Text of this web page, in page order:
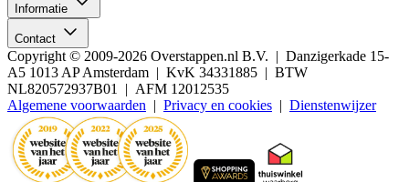
Informatie
Contact
Copyright © 2009-2026 Overstappen.nl B.V. | Danzigerkade 15-
A5 1013 AP Amsterdam | KvK 34331885 | BTW
NL820572937B01 | AFM 12012535
Algemene voorwaarden | Privacy en cookies | Dienstenwijzer